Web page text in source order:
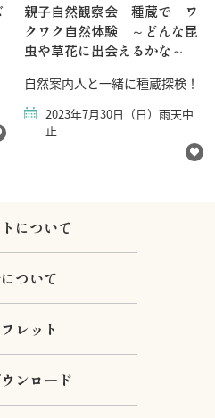
親子自然観察会 種蔵で ワ
クワク自然体験 ～どんな昆
虫や草花に出会えるかな～
自然案内人と一緒に種蔵探検！
2023年7月30日（日）雨天中
止
について
ついて
レット
ンロード